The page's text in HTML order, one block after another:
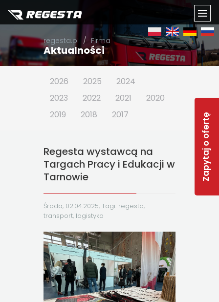
Zapytaj o ofertę
regesta.pl Firma
Aktualności
2026 2025
2024
2023
2022 2021
2020
2019
2018 2017
Regesta wystawcą na
Targach Pracy i Edukacji w
Tarnowie
Środa, 02.04.2025, Tagi: regesta,
transport, logistyka